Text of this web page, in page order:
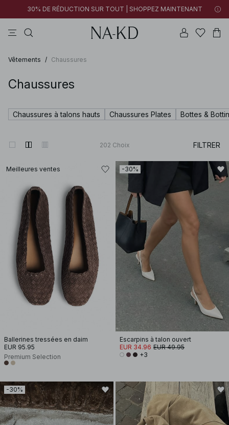
30% DE RÉDUCTION SUR TOUT | SHOPPEZ MAINTENANT
Vêtements / Chaussures
Chaussures
Chaussures à talons hauts Chaussures Plates Bottes &
202 Choix FILTRER
Meilleures ventes
Ballerines tressées en daim
EUR 95.95
Premium Selection
-30%
Escarpins à talon ouvert
EUR 34.96 EUR 49.95
+3
-30%